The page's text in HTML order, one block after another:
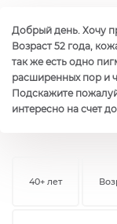
Добрый день. Хочу
Возраст 52 года,
так же есть одно
расширенных пор и
Подскажите
интересно на счет
40+ лет